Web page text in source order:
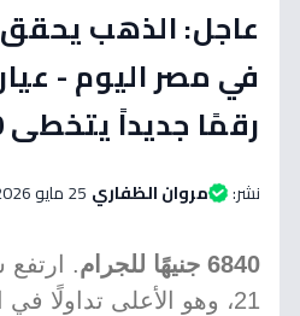
عاجل: الذهب
رقمًا جديداً يتخطى 6840 جنيه!
نشر: مروان الظفاري 25 مايو 2026 الساعة 05:25 مساءاً
6840 جنيهًا للجرام
. ارتفع
21، وهو الأعلى تداولًا